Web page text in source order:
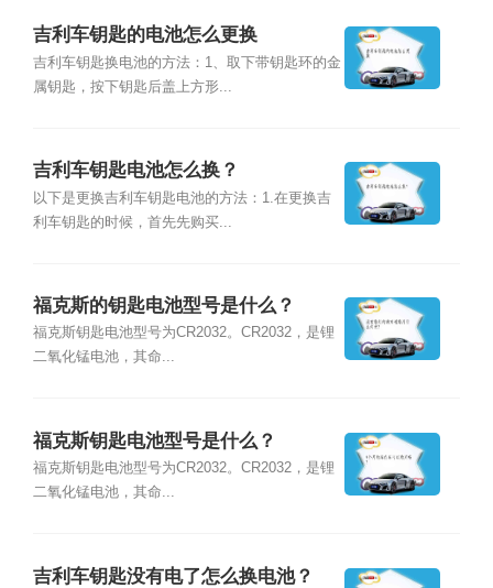
吉利车钥匙的电池怎么更换
吉利车钥匙换电池的方法：1、取下带钥匙环的金
属钥匙，按下钥匙后盖上方形...
吉利车钥匙电池怎么换？
以下是更换吉利车钥匙电池的方法：1.在更换吉
利车钥匙的时候，首先先购买...
福克斯的钥匙电池型号是什么？
福克斯钥匙电池型号为CR2032。CR2032，是锂
二氧化锰电池，其命...
福克斯钥匙电池型号是什么？
福克斯钥匙电池型号为CR2032。CR2032，是锂
二氧化锰电池，其命...
吉利车钥匙没有电了怎么换电池？